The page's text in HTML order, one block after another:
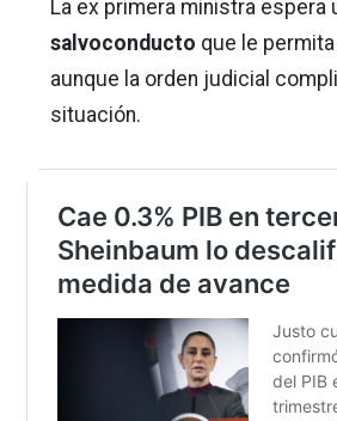
La ex primera ministra espera
salvoconducto que le
aunque la orden judicial
situación.